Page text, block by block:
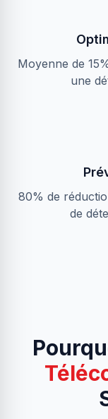
Moyenne de
une
80% de
de